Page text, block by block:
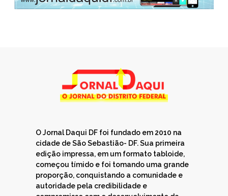
O Jornal Daqui DF foi fundado em 2010 na
cidade de São Sebastião- DF. Sua primeira
edição impressa, em um formato tabloide,
começou tímido e foi tomando uma grande
proporção, conquistando a comunidade e
autoridade pela credibilidade e